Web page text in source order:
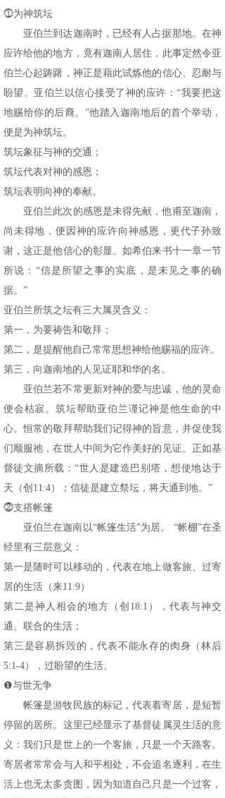
⓵为神筑坛
亚伯兰到达迦南时，已经有人占据那地。在神
应许给他的地方，竟有迦南人居住，此事定然令亚
伯兰心起踌躇，神正是藉此试炼他的信心、忍耐与
盼望。亚伯兰以信心接受了神的应许：“我要把这
地赐给你的后裔。”他踏入迦南地后的首个举动，
便是为神筑坛。
筑坛象征与神的交通；
筑坛代表对神的感恩；
筑坛表明向神的奉献。
亚伯兰此次的感恩是未得先献，他甫至迦南，
尚未得地，便因神的应许向神感恩，更代子孙致
谢，这正是他信心的彰显。如希伯来书十一章一节
所说：“信是所望之事的实底，是未见之事的确
据。”
亚伯兰所筑之坛有三大属灵含义：
第一，为要祷告和敬拜；
第二，是提醒他自己常常思想神给他赐福的应许。
第三，向迦南地的人见证耶和华的名。
亚伯兰若不常更新对神的爱与忠诚，他的灵命
便会枯寂。筑坛帮助亚伯兰谨记神是他生命的中
心。恒常的敬拜帮助我们记得神的旨意，并促使我
们顺服祂，在世人中间为它作美好的见证。正如基
督徒文摘所载：“世人是建造巴别塔，想使地达于
天（创11:4）；信徒是建立祭坛，将天通到地。”
⓶支搭帐篷
亚伯兰在迦南以“帐篷生活”为居。 “帐棚”在圣
经里有三层意义：
第一是随时可以移动的，代表在地上做客旅、过寄
居的生活（来11:9）
第二是神人相会的地方（创18:1），代表与神交
通、联合的生活；
第三是容易拆毁的，代表不能永存的肉身（林后
5:1-4），过盼望的生活。
❶与世无争
帐篷是游牧民族的标记，代表着寄居，是短暂
停留的居所。这里已经显示了基督徒属灵生活的意
义：我们只是世上的一个客旅，只是一个天路客。
寄居者常常会与人和平相处，不会追名逐利，在生
活上也无太多贪图，因为知道自己只是一个过客，